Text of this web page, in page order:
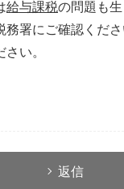
給与課税の問題も生
務署にご確認くださ
い。
返信